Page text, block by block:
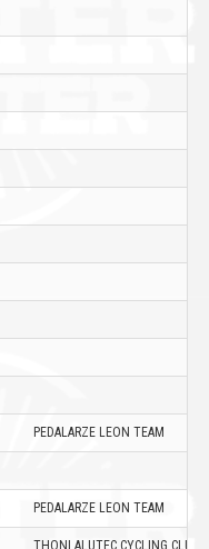
PEDALARZE LEON TEAM
PEDALARZE LEON TEAM
THONI ALUTEC CYCLING CLUB